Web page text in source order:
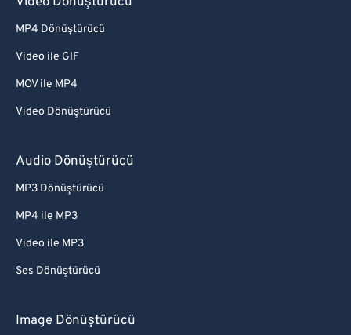
MP4 Dönüştürücü
Video ile GIF
MOV ile MP4
Video Dönüştürücü
Audio Dönüştürücü
MP3 Dönüştürücü
MP4 ile MP3
Video ile MP3
Ses Dönüştürücü
Image Dönüştürücü